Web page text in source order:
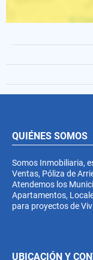
QUIÉNES SOMOS
Somos Inmobiliaria,
Ventas, Póliza de
Atendemos los
Apartamentos,
para proyectos de
UBICACIÓN Y